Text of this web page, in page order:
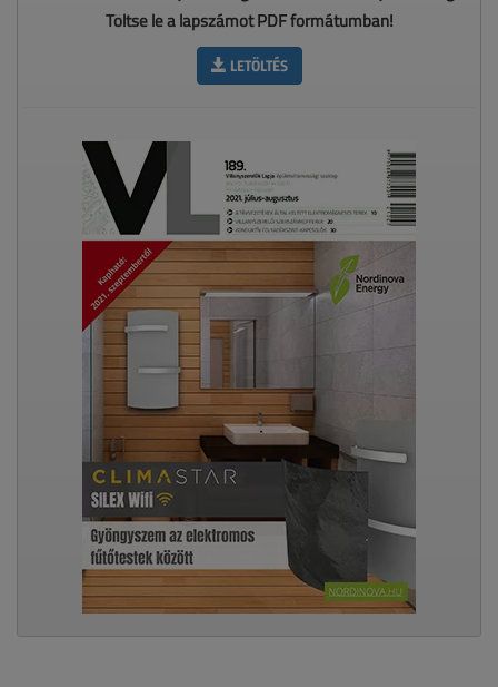
Töltse le a lapszámot PDF formátumban!
LETÖLTÉS